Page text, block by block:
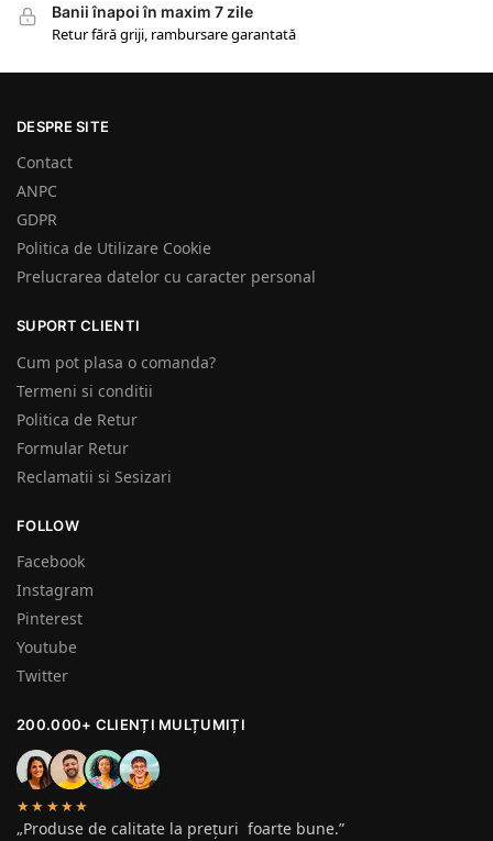
Banii înapoi în maxim 7 zile
Retur fără griji, rambursare garantată
DESPRE SITE
Contact
ANPC
GDPR
Politica de Utilizare Cookie
Prelucrarea datelor cu caracter personal
SUPORT CLIENTI
Cum pot plasa o comanda?
Termeni si conditii
Politica de Retur
Formular Retur
Reclamatii si Sesizari
FOLLOW
Facebook
Instagram
Pinterest
Youtube
Twitter
200.000+ CLIENȚI MULȚUMIȚI
★★★★★
„Produse de calitate la prețuri foarte bune.”